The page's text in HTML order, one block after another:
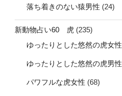
落ち着きのない猿男性 (24)
新動物占い60 虎 (235)
ゆったりとした悠然の虎女性
ゆったりとした悠然の虎男性
パワフルな虎女性 (68)